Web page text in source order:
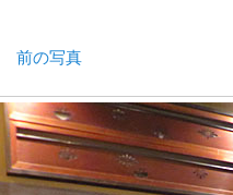
前の写真